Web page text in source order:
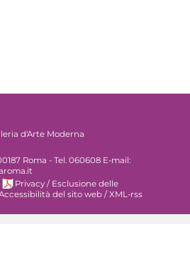
d'Arte Moderna
Roma - Tel. 060608 E-mail:
Privacy / Esclusione delle
del sito web / XML-rss